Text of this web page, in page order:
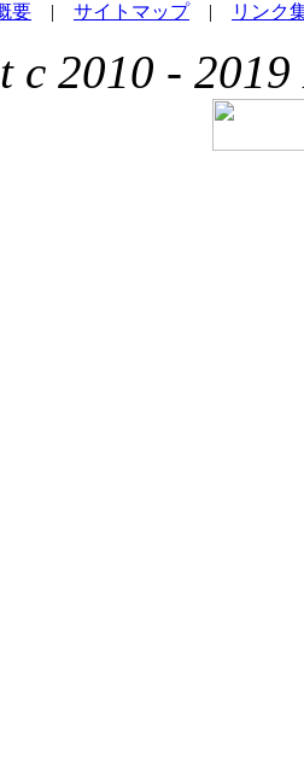
要 | サイトマップ| リンク
c 2010 - 2019